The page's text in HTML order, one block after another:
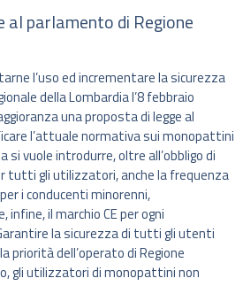
al parlamento di Regione
l’uso ed incrementare la sicurezza
della Lombardia l’8 febbraio
una proposta di legge al
l’attuale normativa sui monopattini
vuole introdurre, oltre all’obbligo di
tutti gli utilizzatori, anche la frequenza
i conducenti minorenni,
infine, il marchio CE per ogni
la sicurezza di tutti gli utenti
priorità dell’operato di Regione
gli utilizzatori di monopattini non